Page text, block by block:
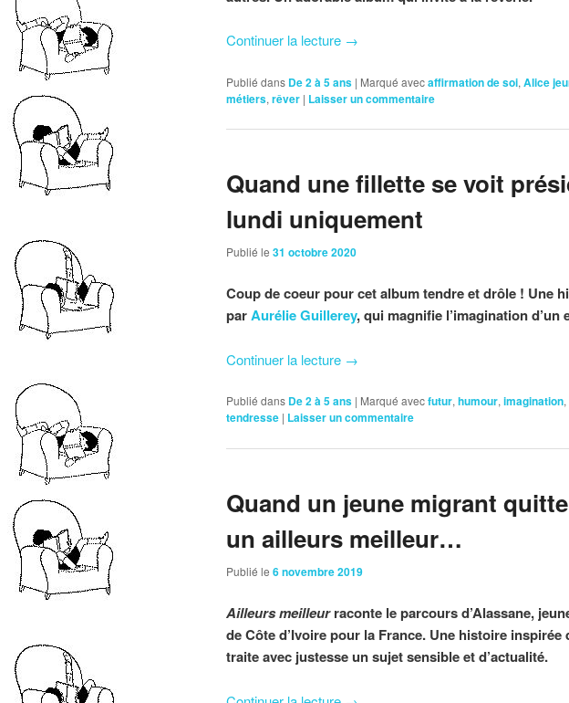
Continuer la lecture →
Publié dans De 2 à 5 ans | Marqué avecaffirmation de soi, Alice
métiers, rêver | Laisser un commentaire
Quand une fillette se voit
lundi uniquement
Publié le 31 octobre 2020
Coup de coeur pour cet album tendre et drôle ! Une
parAurélie Guillerey, qui magnifie l’imagination
Continuer la lecture →
Publié dans De 2 à 5 ans | Marqué avecfutur, humour, imagination,
tendresse | Laisser un commentaire
Quand un jeune migrant
un ailleurs meilleur…
Publié le 6 novembre 2019
Ailleurs meilleurraconte le parcours d’Alassane,
de Côte d’Ivoire pour la France. Une histoire
traite avec justesse un sujet sensible et d’actualité.